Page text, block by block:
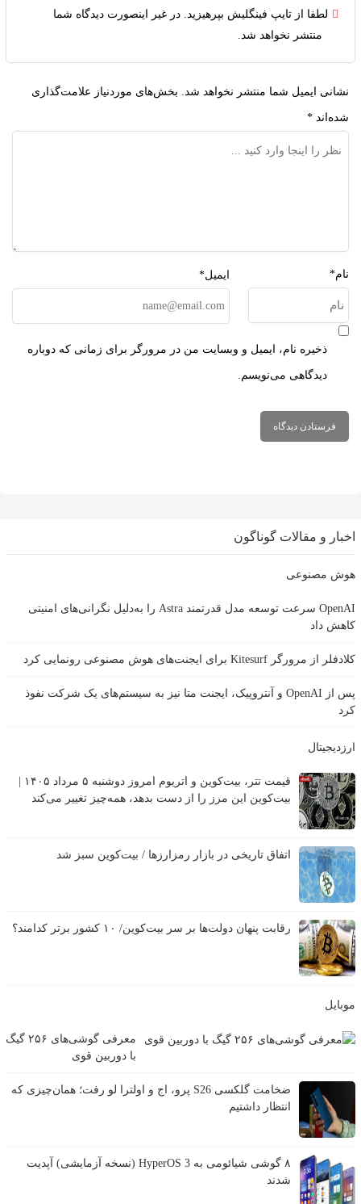
لطفا از تایپ فینگلیش بپرهیزید. در غیر اینصورت دیدگاه شما
منتشر نخواهد شد.
نشانی ایمیل شما منتشر نخواهد شد. بخش‌های موردنیاز علامت‌گذاری
شده‌اند*
نام* ایمیل*
ذخیره نام، ایمیل و وبسایت من در مرورگر برای زمانی که دوباره
دیدگاهی می‌نویسم.
اخبار و مقالات گوناگون
هوش مصنوعی
OpenAI سرعت توسعه مدل قدرتمند Astra را به‌دلیل نگرانی‌های امنیتی
کاهش داد
کلادفلر از مرورگر Kitesurf برای ایجنت‌های هوش مصنوعی رونمایی کرد
پس از OpenAI و آنتروپیک، ایجنت متا نیز به سیستم‌های یک شرکت نفوذ
کرد
ارزدیجیتال
قیمت تتر، بیت‌کوین و اتریوم امروز دوشنبه ۵ مرداد ۱۴۰۵ |
بیت‌کوین این مرز را از دست بدهد، همه‌چیز تغییر می‌کند
اتفاق تاریخی در بازار رمزارزها / بیت‌کوین سبز شد
رقابت پنهان دولت‌ها بر سر بیت‌کوین/ ۱۰ کشور برتر کدامند؟
موبایل
معرفی گوشی‌های ۲۵۶ گیگ
با دوربین قوی
ضخامت گلکسی S26 پرو، اج و اولترا لو رفت؛ همان‌چیزی که
انتظار داشتیم
۸ گوشی شیائومی به HyperOS 3 (نسخه آزمایشی) آپدیت
شدند